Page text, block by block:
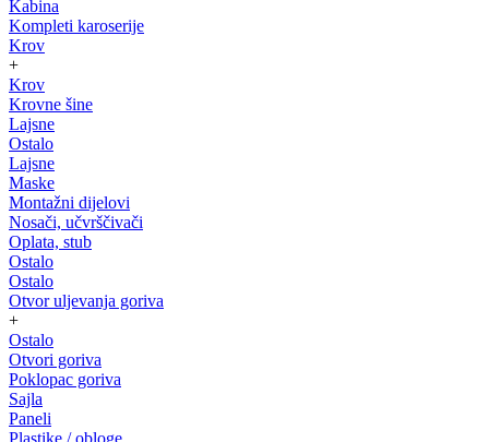
Kabina
Kompleti karoserije
Krov
+
Krov
Krovne šine
Lajsne
Ostalo
Lajsne
Maske
Montažni dijelovi
Nosači, učvrščivači
Oplata, stub
Ostalo
Ostalo
Otvor uljevanja goriva
+
Ostalo
Otvori goriva
Poklopac goriva
Sajla
Paneli
Plastike / obloge